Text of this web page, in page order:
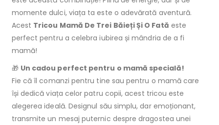
momente dulci, viața ta este o adevărată aventură.
Acest Tricou Mamă De Trei Băieți Și O Fată este
perfect pentru a celebra iubirea și mândria de a fi
mamă!
🎁 Un cadou perfect pentru o mamă specială!
Fie că îl comanzi pentru tine sau pentru o mamă care
își dedică viața celor patru copii, acest tricou este
alegerea ideală. Designul său simplu, dar emoționant,
transmite un mesaj puternic despre dragostea unei